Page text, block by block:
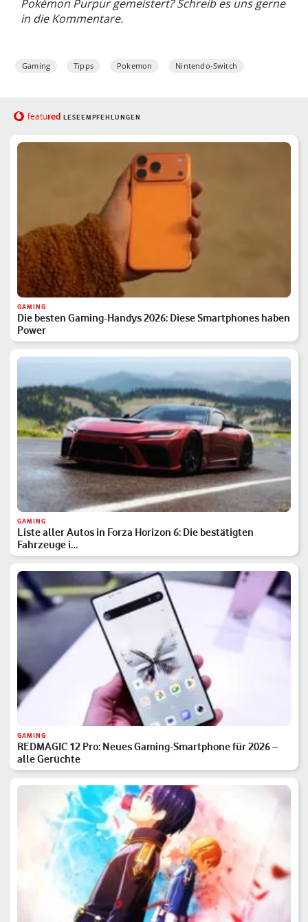
Pokémon Purpur gemeistert? Schreib es uns gerne
in die Kommentare.
Gaming Tipps Pokemon Nintendo-Switch
featured LESEEMPFEHLUNGEN
GAMING
Die besten Gaming-Handys 2026: Diese Smartphones haben
Power
GAMING
Liste aller Autos in Forza Horizon 6: Die bestätigten
Fahrzeuge i…
GAMING
REDMAGIC 12 Pro: Neues Gaming-Smartphone für 2026 –
alle Gerüchte